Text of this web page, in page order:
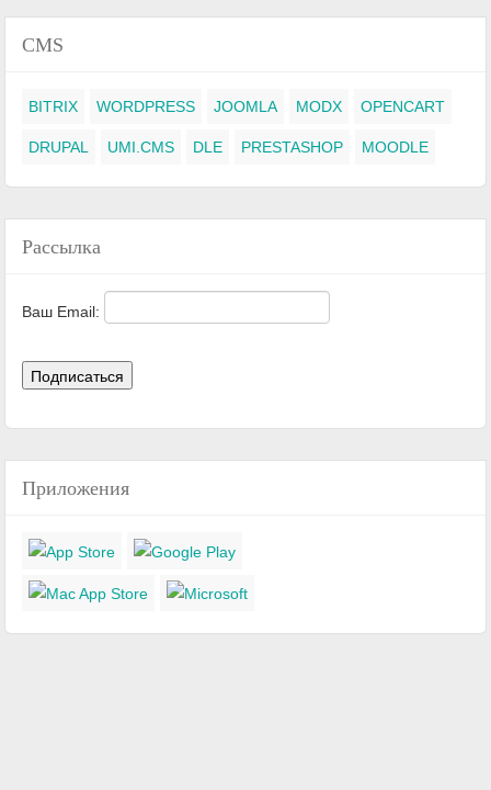
CMS
BITRIX WORDPRESS JOOMLA MODX OPENCART
DRUPAL UMI.CMS DLE PRESTASHOP MOODLE
Рассылка
Ваш Email:
Приложения